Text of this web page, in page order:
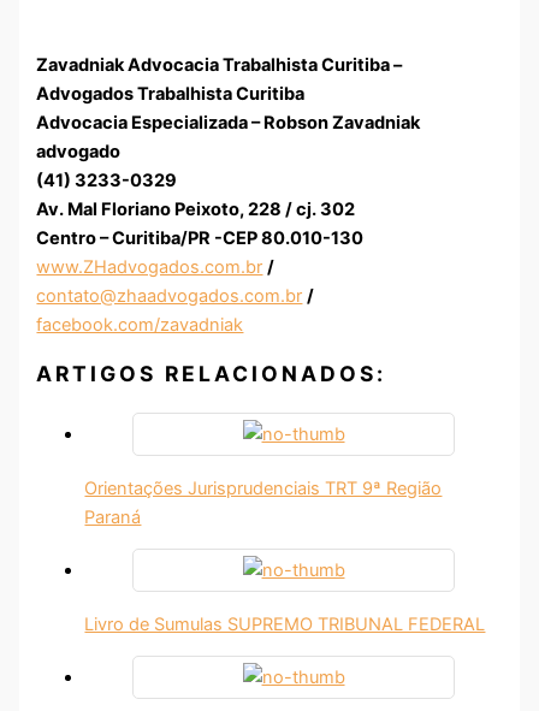
Zavadniak Advocacia Trabalhista Curitiba –
Advogados Trabalhista Curitiba
Advocacia Especializada – Robson Zavadniak
advogado
(41) 3233-0329
Av. Mal Floriano Peixoto, 228 / cj. 302
Centro – Curitiba/PR -CEP 80.010-130
www.ZHadvogados.com.br /
contato@zhaadvogados.com.br /
facebook.com/zavadniak
ARTIGOS RELACIONADOS:
Orientações Jurisprudenciais TRT 9ª Região
Paraná
Livro de Sumulas SUPREMO TRIBUNAL FEDERAL